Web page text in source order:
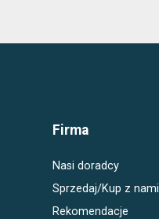
Firma
Nasi doradcy
Sprzedaj/Kup z nami
Rekomendacje